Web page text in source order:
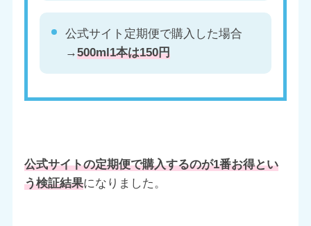
公式サイト定期便で購入した場合
→500ml1本は150円
公式サイトの定期便で購入するのが1番お得とい
う検証結果になりました。